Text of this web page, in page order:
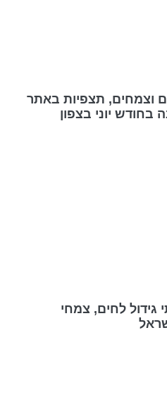
וצמחים, תצפיות באתר
בחודש יוני בצפון
גידול לחים, צמחי